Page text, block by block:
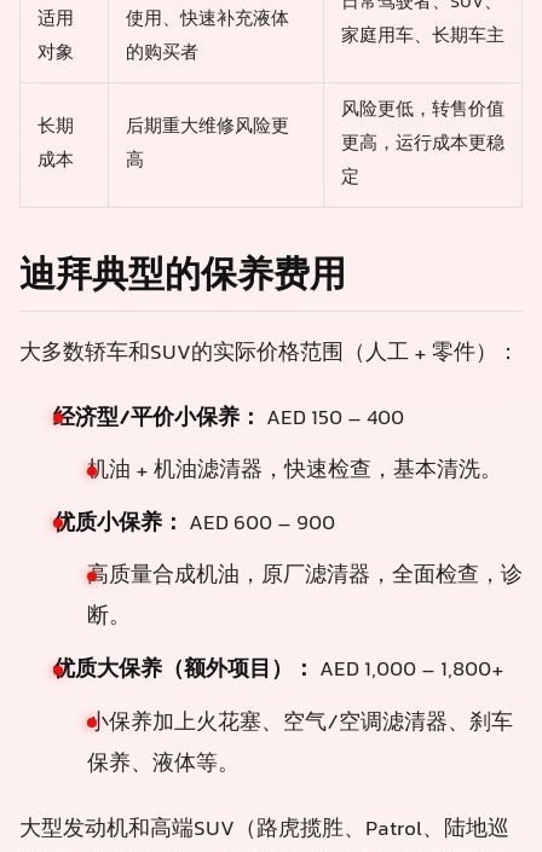
适用
对象
使用、快速补充液体
的购买者
家庭用车、长期车主
长期
成本
后期重大维修风险更
高
风险更低，转售价值
更高，运行成本更稳
定
迪拜典型的保养费用
大多数轿车和SUV的实际价格范围（人工 + 零件）：
经济型/平价小保养： AED 150 – 400
机油 + 机油滤清器，快速检查，基本清洗。
优质小保养： AED 600 – 900
高质量合成机油，原厂滤清器，全面检查，诊
断。
优质大保养（额外项目）： AED 1,000 – 1,800+
小保养加上火花塞、空气/空调滤清器、刹车
保养、液体等。
大型发动机和高端SUV（路虎揽胜、Patrol、陆地巡